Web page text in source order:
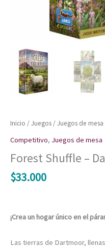
Inicio /Juegos /Juegos de mesa
Competitivo, Juegos de mesa
Forest Shuffle –
$33.000
¡Crea un hogar único en el
Las tierras de Dartmoor,